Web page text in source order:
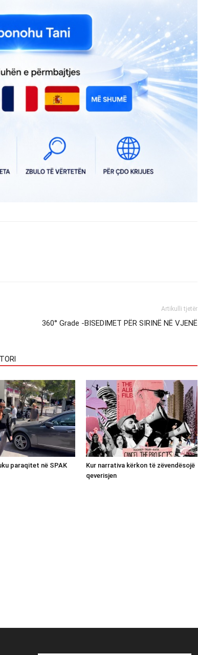
Artikulli tjetër
360° Grade -BISEDIMET PËR SIRINË NË VJENË
paraqitet në SPAK
Kur narrativa kërkon të zëvendësojë
qeverisjen